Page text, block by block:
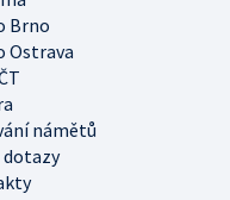
Brno
Ostrava
námětů
dotazy